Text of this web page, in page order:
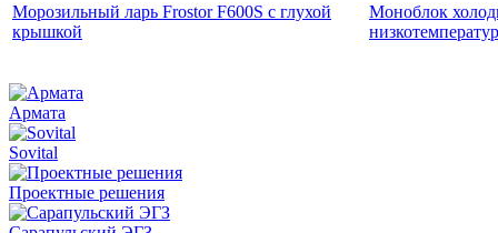
Морозильный ларь Frostor F600S с глухой
крышкой
Моноблок
Армата
Sovital
Проектные решения